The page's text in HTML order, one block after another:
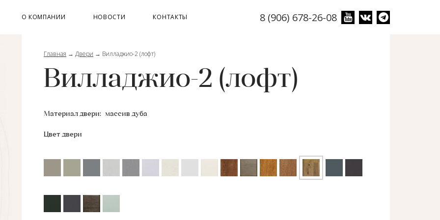
8 (906) 678-26-08
О КОМПАНИИ НОВОСТИ КОНТАКТЫ
Главная → Двери → Вилладжио-2 (лофт)
Вилладжио-2 (лофт)
Материал двери: массив дуба
Цвет двери